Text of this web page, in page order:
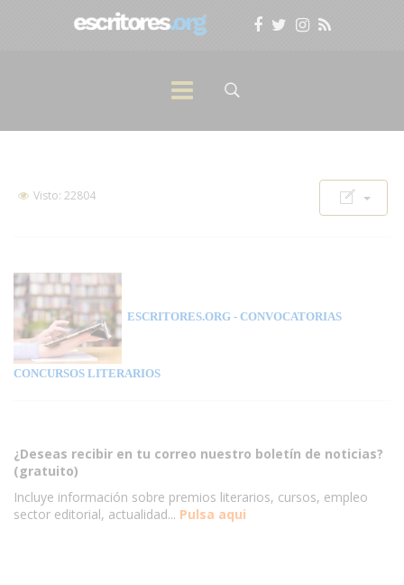
Visto: 22804
ESCRITORES.ORG - CONVOCATORIAS
CONCURSOS LITERARIOS
¿Deseas recibir en tu correo nuestro boletín de noticias?
(gratuito)
Incluye información sobre premios literarios, cursos, empleo
sector editorial, actualidad... Pulsa aqui